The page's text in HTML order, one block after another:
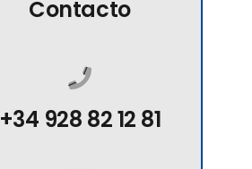
Contacto
+34 928 82 12 81